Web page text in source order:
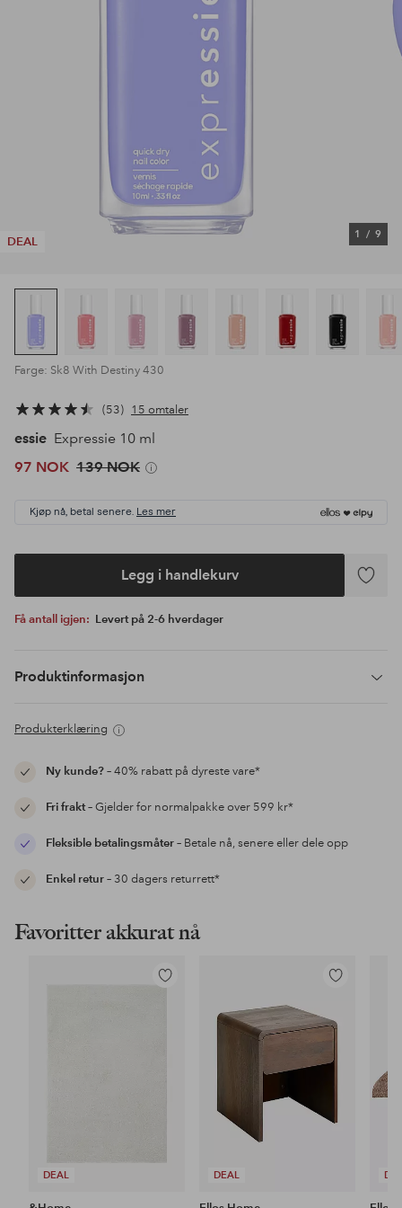
DEAL
1 / 9
Farge: Sk8 With Destiny 430
53 15 omtaler
essie Expressie 10 ml
97 NOK 139 NOK
Kjøp nå, betal senere. Les mer
Legg i handlekurv
Legg
Få antall igjen: Levert på 2-6 hverdager
Produktinformasjon
Produkterklæring
Ny kunde?– 40% rabatt på dyreste vare*
Fri frakt– Gjelder for normalpakke over 599 kr*
Fleksible betalingsmåter– Betale nå, senere eller dele opp
Enkel retur– 30 dagers returrett*
Favoritter akkurat nå
DEAL
Legg
DEAL
Legg
favoritter